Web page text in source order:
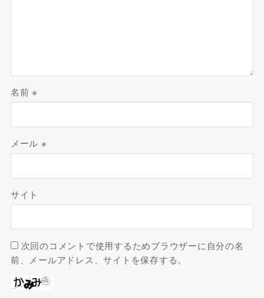
名前※
メール ※
サイト
次回のコメントで使用するためブラウザーに自分の名
前、メールアドレス、サイトを保存する。